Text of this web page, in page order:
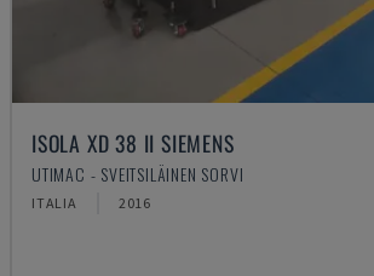
ISOLA XD 38 II SIEMENS
UTIMAC - SVEITSILÄINEN SORVI
ITALIA 2016